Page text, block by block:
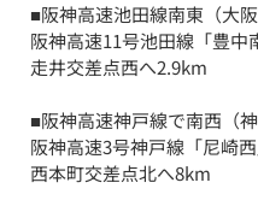
■阪神高速池田線南東（大
阪神高速11号池田線「豊中
走井交差点西へ2.9km
■阪神高速神戸線で南西（
阪神高速3号神戸線「尼崎
西本町交差点北へ8km